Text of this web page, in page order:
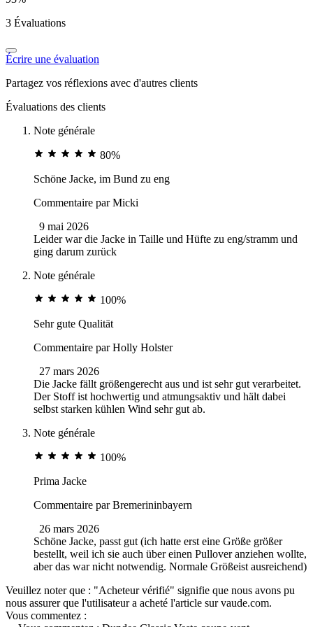
3 Évaluations
Écrire une évaluation
Partagez vos réflexions avec d'autres clients
Évaluations des clients
Note générale
80%
Schöne Jacke, im Bund zu eng
Commentaire parMicki
9 mai 2026
Leider war die Jacke in Taille und Hüfte zu eng/stramm und
ging darum zurück
Note générale
100%
Sehr gute Qualität
Commentaire parHolly Holster
27 mars 2026
Die Jacke fällt größengerecht aus und ist sehr gut verarbeitet.
Der Stoff ist hochwertig und atmungsaktiv und hält dabei
selbst starken kühlen Wind sehr gut ab.
Note générale
100%
Prima Jacke
Commentaire parBremerininbayern
26 mars 2026
Schöne Jacke, passt gut (ich hatte erst eine Größe größer
bestellt, weil ich sie auch über einen Pullover anziehen wollte,
aber das war nicht notwendig. Normale Größeist ausreichend)
Veuillez noter que : "Acheteur vérifié" signifie que nous avons pu
nous assurer que l'utilisateur a acheté l'article sur vaude.com.
Vous commentez :